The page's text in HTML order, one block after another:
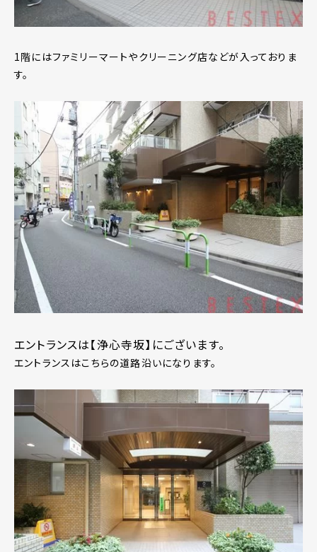
1階にはファミリーマートやクリーニング店などが入っておりま
す。
エントランスは【浄心寺坂】にございます。
エントランスはこちらの道路沿いになります。